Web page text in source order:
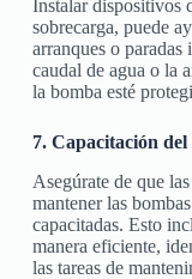
Instalar dispositivos
sobrecarga, puede
arranques o
caudal de agua o la
la bomba esté
7. Capacitación del
Asegúrate de que
mantener las
capacitadas. Esto
manera eficiente,
las tareas de